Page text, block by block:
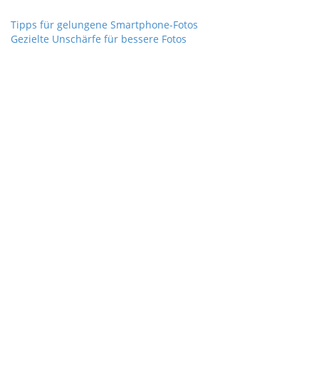
Tipps für gelungene Smartphone-Fotos
Gezielte Unschärfe für bessere Fotos